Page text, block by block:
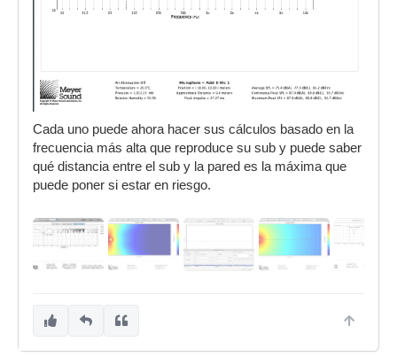
Cada uno puede ahora hacer sus cálculos basado en la
frecuencia más alta que reproduce su sub y puede saber
qué distancia entre el sub y la pared es la máxima que
puede poner si estar en riesgo.